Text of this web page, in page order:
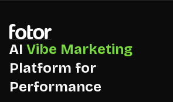
AI Vibe Marketing
Platform for
Performance